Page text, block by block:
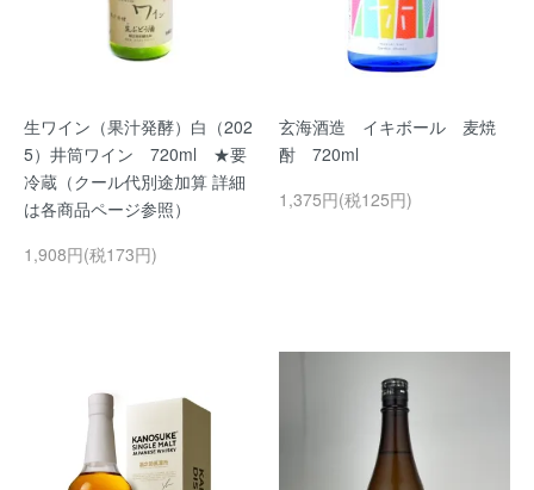
生ワイン（果汁発酵）白（202
5）井筒ワイン 720ml ★要
冷蔵（クール代別途加算 詳細
は各商品ページ参照）
1,908円(税173円)
玄海酒造 イキボール 麦焼
酎 720ml
1,375円(税125円)